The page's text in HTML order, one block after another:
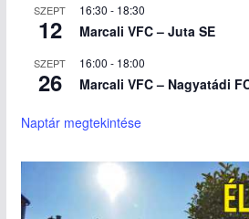
SZEPT
12
16:30 - 18:30
Marcali VFC – Juta SE
SZEPT
26
16:00 - 18:00
Marcali VFC – Nagyatádi
Naptár megtekintése